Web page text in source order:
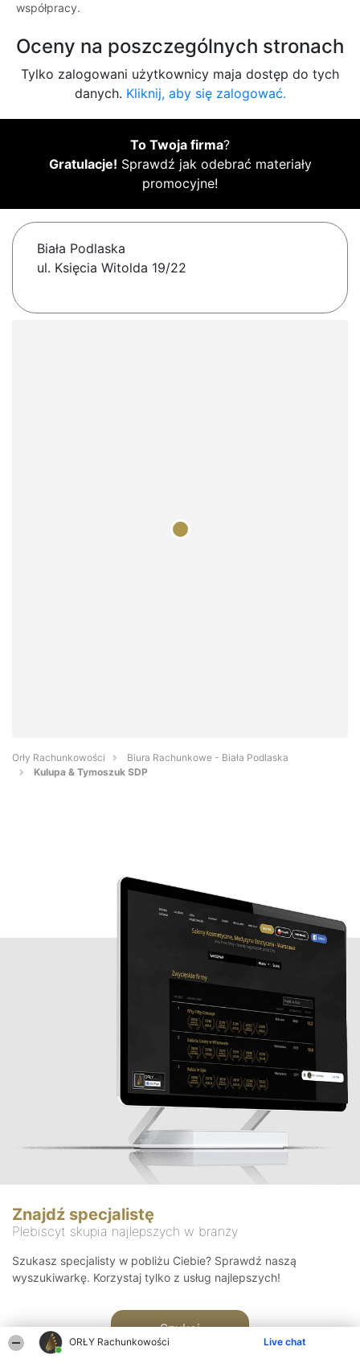
ORŁY Rachunkowości Live chat
współpracy.
Oceny na poszczególnych stronach
Tylko zalogowani użytkownicy maja dostęp do tych
danych. Kliknij, aby się zalogować.
To Twoja firma?
Gratulacje! Sprawdź jak odebrać materiały
promocyjne!
Biała Podlaska
ul. Księcia Witolda 19/22
Orły Rachunkowości
Biura Rachunkowe - Biała Podlaska
Kulupa & Tymoszuk SDP
Znajdź specjalistę
Plebiscyt skupia najlepszych w branży
Szukasz specjalisty w pobliżu Ciebie? Sprawdź naszą
wyszukiwarkę. Korzystaj tylko z usług najlepszych!
Szukaj